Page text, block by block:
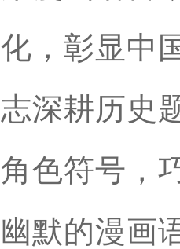
化，彰显中
志深耕历史
角色符号，
幽默的漫画